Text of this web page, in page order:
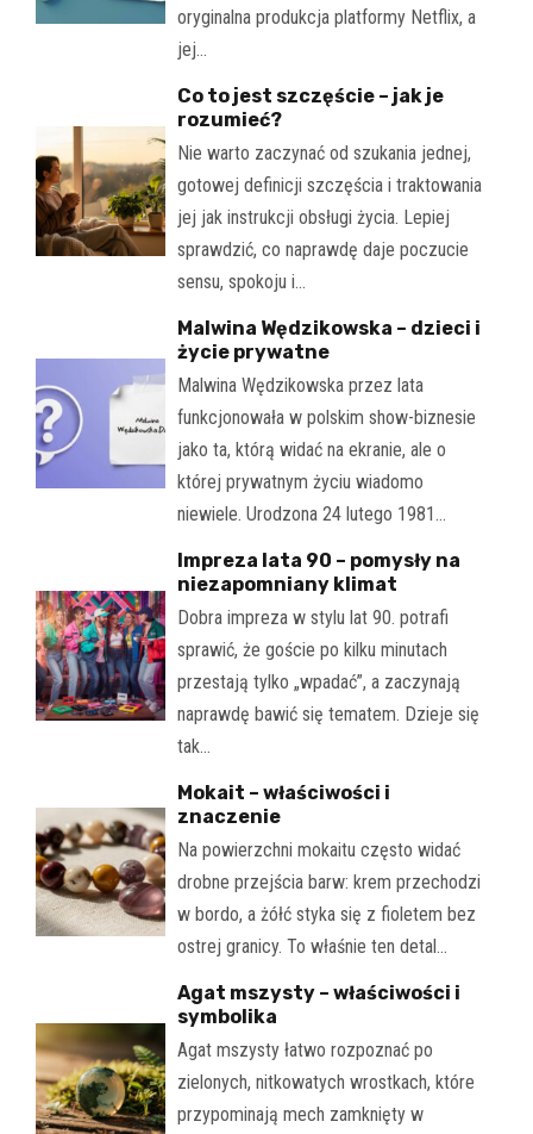
oryginalna produkcja platformy Netflix, a
jej…
Co to jest szczęście – jak je
rozumieć?
Nie warto zaczynać od szukania jednej,
gotowej definicji szczęścia i traktowania
jej jak instrukcji obsługi życia. Lepiej
sprawdzić, co naprawdę daje poczucie
sensu, spokoju i…
Malwina Wędzikowska – dzieci i
życie prywatne
Malwina Wędzikowska przez lata
funkcjonowała w polskim show-biznesie
jako ta, którą widać na ekranie, ale o
której prywatnym życiu wiadomo
niewiele. Urodzona 24 lutego 1981…
Impreza lata 90 – pomysły na
niezapomniany klimat
Dobra impreza w stylu lat 90. potrafi
sprawić, że goście po kilku minutach
przestają tylko „wpadać”, a zaczynają
naprawdę bawić się tematem. Dzieje się
tak…
Mokait – właściwości i
znaczenie
Na powierzchni mokaitu często widać
drobne przejścia barw: krem przechodzi
w bordo, a żółć styka się z fioletem bez
ostrej granicy. To właśnie ten detal…
Agat mszysty – właściwości i
symbolika
Agat mszysty łatwo rozpoznać po
zielonych, nitkowatych wrostkach, które
przypominają mech zamknięty w